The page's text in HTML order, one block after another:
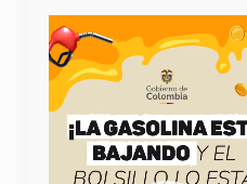
Reproductor
de
vídeo